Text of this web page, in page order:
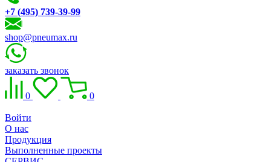
+7 (495) 739-39-99
shop@pneumax.ru
заказать звонок
0 0
Войти
О нас
Продукция
Выполненные проекты